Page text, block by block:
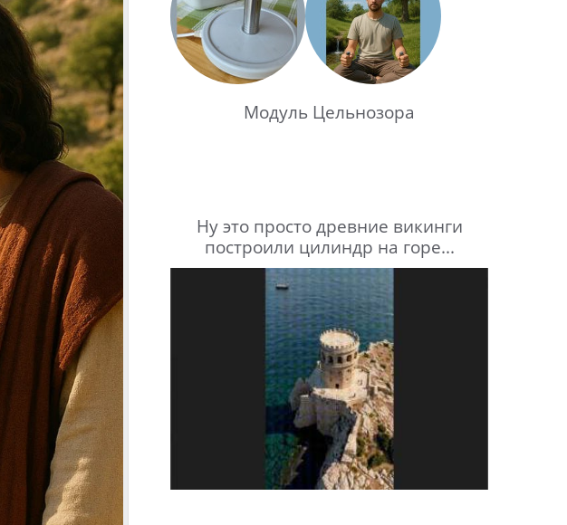
Модуль Цельнозора
Ну это просто древние викинги
построили цилиндр на горе...